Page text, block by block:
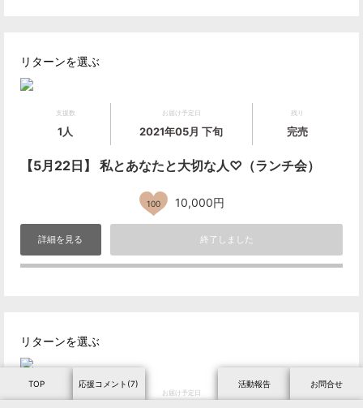
リターンを選ぶ
支援数
1人
お届け予定日
2021年05月 下旬
残り
完売
【5月22日】 私とあなたと大切な人♡（ランチ会）
100 10,000円
詳細を見る 終了しました
リターンを選ぶ
お届け予定日
TOP 応援コメント(7) 活動報告 お問合せ